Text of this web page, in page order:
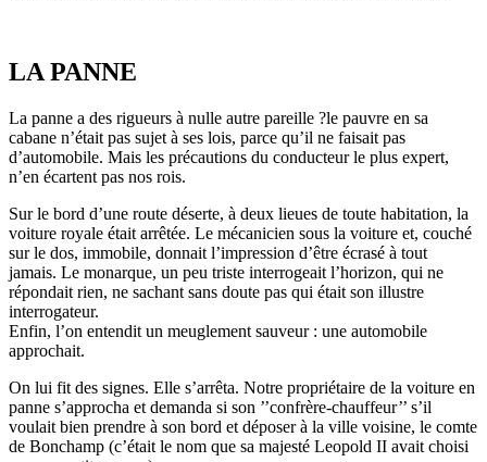
LA PANNE
La panne a des rigueurs à nulle autre pareille ?le pauvre en sa
cabane n’était pas sujet à ses lois, parce qu’il ne faisait pas
d’automobile. Mais les précautions du conducteur le plus expert,
n’en écartent pas nos rois.
Sur le bord d’une route déserte, à deux lieues de toute habitation, la
voiture royale était arrêtée. Le mécanicien sous la voiture et, couché
sur le dos, immobile, donnait l’impression d’être écrasé à tout
jamais. Le monarque, un peu triste interrogeait l’horizon, qui ne
répondait rien, ne sachant sans doute pas qui était son illustre
interrogateur.
Enfin, l’on entendit un meuglement sauveur : une automobile
approchait.
On lui fit des signes. Elle s’arrêta. Notre propriétaire de la voiture en
panne s’approcha et demanda si son ’’confrère-chauffeur’’ s’il
voulait bien prendre à son bord et déposer à la ville voisine, le comte
de Bonchamp (c’était le nom que sa majesté Leopold II avait choisi